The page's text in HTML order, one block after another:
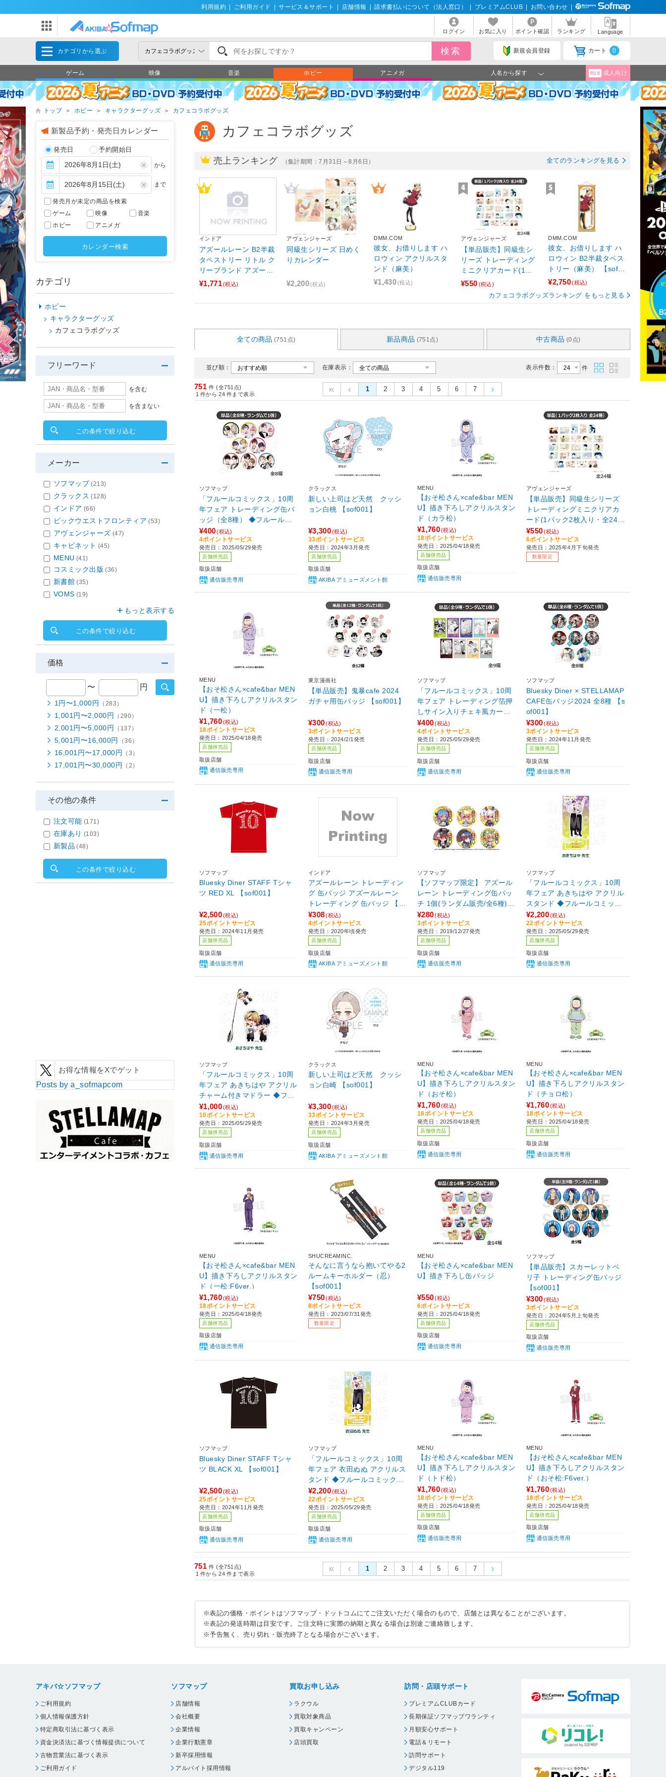
利用規約 ご利用ガイド サービス＆サポート 店舗情報 請求書払いについて（法人窓口） プレミアムCLUB お問い合わせ
ログイン お気に入り ポイント確認 ランキング Language
カテゴリから選ぶ 新規会員登録 カート 0
ゲーム 映像 音楽 ホビー アニメガ 人名から探す R18 成人向け
トップ ＞ ホビー ＞ キャラクターグッズ ＞ カフェコラボグッズ
カフェコラボグッズ
売上ランキング （集計期間：7月31日～8月6日） 全てのランキングを見る
インドア
アズールレーン B2半裁
タペストリー リトル ク
リーブランド アズール
レーン B2半裁タペスト
ンド 【sof001】
¥1,771(税込)
アヴェンジャーズ
同級生シリーズ 日めく
りカレンダー
¥2,200(税込)
DMM.COM
彼女、お借りします ハ
ロウィン アクリルスタ
ンド（麻美）
¥1,430(税込)
アヴェンジャーズ
【単品販売】同級生シ
リーズ トレーディング
ミニクリアカード(1パ
ック2枚入り・全24種）
【sof001】
¥550 (税込)
DMM.COM
彼女、お借りします ハ
ロウィン B2半裁タペス
トリー（麻美） 【sof0
01】
¥2,750(税込)
カフェコラボグッズランキング をもっと見る
全ての商品 (751点) 新品商品 (751点) 中古商品 (0点)
並び順： 在庫表示： 表示件数： 件
751 件 (全751点)
1 件から 24 件まで表示
1 2 3 4 5 6 7
ソフマップ
「フルールコミックス」10周
年フェア トレーディング缶バ
ッジ（全8種） ◆フルールコ
ミックスコラボカフェ 特典対
象
¥400 (税込)
4ポイントサービス
発売日：2025/05/29発売
店舗併売品
取扱店舗
通信販売専用
クラックス
新しい上司はど天然 クッシ
ョン白桃 【sof001】
¥3,300(税込)
33ポイントサービス
発売日：2024年3月発売
店舗併売品
取扱店舗
AKIBA アミューズメント館
MENU
【おそ松さん×cafe&bar MEN
U】描き下ろしアクリルスタン
ド（カラ松）
¥1,760(税込)
18ポイントサービス
発売日：2025/04/18発売
店舗併売品
取扱店舗
通信販売専用
アヴェンジャーズ
【単品販売】同級生シリーズ
トレーディングミニクリアカ
ード(1パック2枚入り・全24
種） 【sof001】
¥550 (税込)
6ポイントサービス
発売日：2025年4月下旬発売
数量限定
MENU
【おそ松さん×cafe&bar MEN
U】描き下ろしアクリルスタン
ド（一松）
¥1,760(税込)
18ポイントサービス
発売日：2025/04/18発売
店舗併売品
取扱店舗
通信販売専用
東京漫画社
【単品販売】鬼暴cafe 2024
ガチャ用缶バッジ 【sof001】
¥300 (税込)
3ポイントサービス
発売日：2024/2/1発売
店舗併売品
取扱店舗
通信販売専用
ソフマップ
「フルールコミックス」10周
年フェア トレーディング箔押
しサイン入りチェキ風カード
（全9種） ◆フルールコミッ
クスコラボカフェ 特典対象
¥400 (税込)
4ポイントサービス
発売日：2025/05/29発売
店舗併売品
取扱店舗
通信販売専用
ソフマップ
Bluesky Diner × STELLAMAP
CAFE缶バッジ2024 全8種 【s
of001】
¥300 (税込)
3ポイントサービス
発売日：2024年11月発売
店舗併売品
取扱店舗
通信販売専用
ソフマップ
Bluesky Diner STAFF Tシャ
ツ RED XL 【sof001】
¥2,500(税込)
25ポイントサービス
発売日：2024年11月発売
店舗併売品
取扱店舗
通信販売専用
インドア
アズールレーン トレーディン
グ 缶バッジ アズールレーン
トレーディング 缶バッジ 【so
f001】
¥308 (税込)
4ポイントサービス
発売日：2020年頃発売
店舗併売品
取扱店舗
AKIBA アミューズメント館
ソフマップ
【ソフマップ限定】 アズール
レーン トレーディング缶バッ
チ 1個(ランダム販売/全6種)
【sof001】
¥280 (税込)
3ポイントサービス
発売日：2019/12/27発売
店舗併売品
取扱店舗
通信販売専用
ソフマップ
「フルールコミックス」10周
年フェア あきちはや アクリル
スタンド ◆フルールコミック
スコラボカフェ 特典対象
¥2,200(税込)
22ポイントサービス
発売日：2025/05/29発売
店舗併売品
取扱店舗
通信販売専用
ソフマップ
「フルールコミックス」10周
年フェア あきちはや アクリル
チャーム付きマドラー ◆フル
ールコミックスコラボカフェ
特典対象
¥1,000(税込)
10ポイントサービス
発売日：2025/05/29発売
店舗併売品
取扱店舗
通信販売専用
クラックス
新しい上司はど天然 クッシ
ョン白崎 【sof001】
¥3,300(税込)
33ポイントサービス
発売日：2024年3月発売
店舗併売品
取扱店舗
AKIBA アミューズメント館
MENU
【おそ松さん×cafe&bar MEN
U】描き下ろしアクリルスタン
ド（おそ松）
¥1,760(税込)
18ポイントサービス
発売日：2025/04/18発売
店舗併売品
取扱店舗
通信販売専用
MENU
【おそ松さん×cafe&bar MEN
U】描き下ろしアクリルスタン
ド（チョロ松）
¥1,760(税込)
18ポイントサービス
発売日：2025/04/18発売
店舗併売品
取扱店舗
通信販売専用
MENU
【おそ松さん×cafe&bar MEN
U】描き下ろしアクリルスタン
ド（一松:F6ver.）
¥1,760(税込)
18ポイントサービス
発売日：2025/04/18発売
店舗併売品
取扱店舗
通信販売専用
SHUCREAMINC.
そんなに言うなら抱いてやる2
ルームキーホルダー（忍）
【sof001】
¥750 (税込)
8ポイントサービス
発売日：2023/07/31発売
数量限定
MENU
【おそ松さん×cafe&bar MEN
U】描き下ろし缶バッジ
¥550 (税込)
6ポイントサービス
発売日：2025/04/18発売
店舗併売品
取扱店舗
通信販売専用
ソフマップ
【単品販売】スカーレットベ
リ子 トレーディング缶バッジ
【sof001】
¥300 (税込)
3ポイントサービス
発売日：2024年5月上旬発売
店舗併売品
取扱店舗
通信販売専用
ソフマップ
Bluesky Diner STAFF Tシャ
ツ BLACK XL 【sof001】
¥2,500(税込)
25ポイントサービス
発売日：2024年11月発売
店舗併売品
取扱店舗
通信販売専用
ソフマップ
「フルールコミックス」10周
年フェア 衣田ぬぬ アクリルス
タンド ◆フルールコミックス
コラボカフェ 特典対象
¥2,200(税込)
22ポイントサービス
発売日：2025/05/29発売
店舗併売品
取扱店舗
通信販売専用
MENU
【おそ松さん×cafe&bar MEN
U】描き下ろしアクリルスタン
ド（トド松）
¥1,760(税込)
18ポイントサービス
発売日：2025/04/18発売
店舗併売品
取扱店舗
通信販売専用
MENU
【おそ松さん×cafe&bar MEN
U】描き下ろしアクリルスタン
ド（おそ松:F6ver.）
¥1,760(税込)
18ポイントサービス
発売日：2025/04/18発売
店舗併売品
取扱店舗
通信販売専用
751 件 (全751点)
1 件から 24 件まで表示
1 2 3 4 5 6 7
※表記の価格・ポイントはソフマップ・ドットコムにてご注文いただく場合のもので、店舗とは異なることがございます。
※表記の発送時期は目安です。ご注文時に実際の納期と異なる場合は別途ご連絡致します。
※予告無く、売り切れ・販売終了となる場合がございます。
新製品予約・発売日カレンダー
発売日 予約開始日
から
まで
発売月が未定の商品を検索
ゲーム
映像
音楽
ホビー
アニメガ
カレンダー検索
カテゴリ
ホビー
キャラクターグッズ
カフェコラボグッズ
フリーワード
を含む
を含まない
この条件で絞り込む
メーカー
ソフマップ (213)
クラックス (128)
インドア (66)
ビックウエストフロンティア (53)
アヴェンジャーズ (47)
キャビネット (45)
MENU (41)
コスミック出版 (36)
新書館 (35)
VOMS (19)
もっと表示する
この条件で絞り込む
価格
〜 円
1円〜1,000円 （283）
1,001円〜2,000円 （290）
2,001円〜5,000円 （137）
5,001円〜16,000円 （36）
16,001円〜17,000円 （3）
17,001円〜30,000円 （2）
その他の条件
注文可能 (171)
在庫あり (103)
新製品 (48)
この条件で絞り込む
お得な情報をXでゲット
Posts by a_sofmapcom
アキバ☆ソフマップ
ご利用規約
個人情報保護方針
特定商取引法に基づく表示
資金決済法に基づく情報提供について
古物営業法に基づく表示
ご利用ガイド
ソフマップ
店舗情報
会社概要
企業情報
企業行動憲章
新卒採用情報
アルバイト採用情報
買取お申し込み
ラクウル
買取対象商品
買取キャンペーン
店頭買取
訪問・店頭サポート
プレミアムCLUBカード
長期保証ソフマップワランティ
月額安心サポート
電話＆リモート
訪問サポート
デジタル119